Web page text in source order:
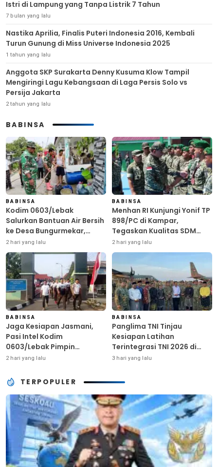
Istri di Lampung yang Tanpa Listrik 7 Tahun
7 bulan yang lalu
Nastika Aprilia, Finalis Puteri Indonesia 2016, Kembali
Turun Gunung di Miss Universe Indonesia 2025
1 tahun yang lalu
Anggota SKP Surakarta Denny Kusuma Klow Tampil
Mengiringi Lagu Kebangsaan di Laga Persis Solo vs
Persija Jakarta
2 tahun yang lalu
BABINSA
BABINSA
Kodim 0603/Lebak
Salurkan Bantuan Air Bersih
ke Desa Bungurmekar,
Ringankan Beban Warga
Terdampak Kemarau
2 hari yang lalu
BABINSA
Menhan RI Kunjungi Yonif TP
898/PC di Kampar,
Tegaskan Kualitas SDM
Kunci Kekuatan TNI
2 hari yang lalu
BABINSA
Jaga Kesiapan Jasmani,
Pasi Intel Kodim
0603/Lebak Pimpin
Pembinaan Fisik Rutin
2 hari yang lalu
BABINSA
Panglima TNI Tinjau
Kesiapan Latihan
Terintegrasi TNI 2026 di
Dabo Singkep
3 hari yang lalu
TERPOPULER